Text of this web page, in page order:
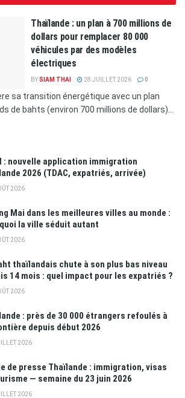
Thaïlande : un plan à 700 millions de
dollars pour remplacer 80 000
véhicules par des modèles
électriques
BYSIAM THAI 28 JUILLET 2026 0
sa transition énergétique avec un plan
de bahts (environ 700 millions de dollars)...
: nouvelle application immigration
2026 (TDAC, expatriés, arrivée)
2026
Mai dans les meilleures villes au monde :
la ville séduit autant
2026
thaïlandais chute à son plus bas niveau
14 mois : quel impact pour les expatriés ?
2026
: près de 30 000 étrangers refoulés à
depuis début 2026
2026
de presse Thaïlande : immigration, visas
— semaine du 23 juin 2026
2026